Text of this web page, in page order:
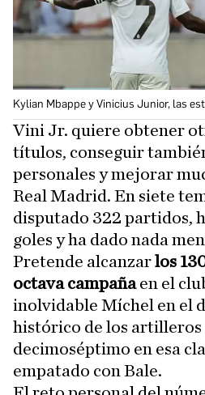
Kylian Mbappe y Vinicius Junior, las
Vini Jr. quiere obtener
títulos, conseguir
personales y mejorar
Real Madrid. En siete
disputado 322 partidos,
goles y ha dado nada
Pretende alcanzarlos
octava campañaen el
inolvidable Míchel en el
histórico de los artilleros
decimoséptimo en esa
empatado con Bale.